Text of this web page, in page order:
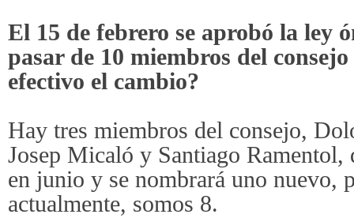
El 15 de febrero se aprobó la ley
pasar de 10 miembros del
efectivo el cambio?
Hay tres miembros del consejo,
Josep Micaló y Santiago Ramentol,
en junio y se nombrará uno nuevo,
actualmente, somos 8.